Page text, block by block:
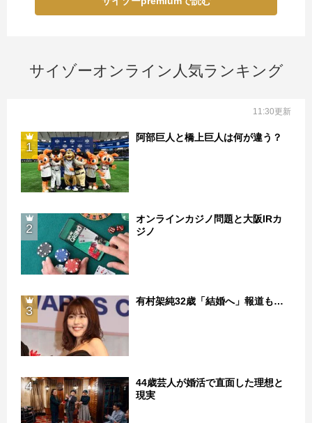
サイゾーオンライン人気ランキング
11:30更新
1
阿部巨人と橋上巨人は何が違う？
2
オンラインカジノ問題と大阪IRカ
ジノ
3
有村架純32歳「結婚へ」報道も…
4
44歳芸人が婚活で直面した理想と
現実